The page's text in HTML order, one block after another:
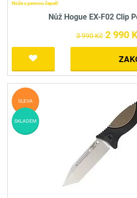
Nože s pevnou čepelí
Nůž Hogue EX-F02 Clip
3 990 Kč 2 990
SLEVA
SKLADEM